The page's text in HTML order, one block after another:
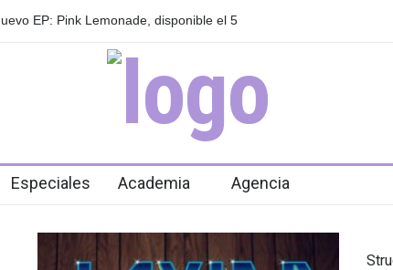
su gira internacional "Fuga Tour
Playlist Dale Mixx
Especiales Academia Agencia